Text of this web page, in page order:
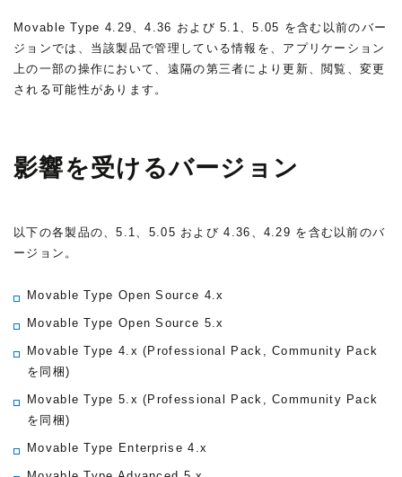
Movable Type 4.29、4.36 および 5.1、5.05 を含む以前のバー
ジョンでは、当該製品で管理している情報を、アプリケーション
上の一部の操作において、遠隔の第三者により更新、閲覧、変更
される可能性があります。
影響を受けるバージョン
以下の各製品の、5.1、5.05 および 4.36、4.29 を含む以前のバ
ージョン。
Movable Type Open Source 4.x
Movable Type Open Source 5.x
Movable Type 4.x(Professional Pack, Community Pack
を同梱)
Movable Type 5.x(Professional Pack, Community Pack
を同梱)
Movable Type Enterprise 4.x